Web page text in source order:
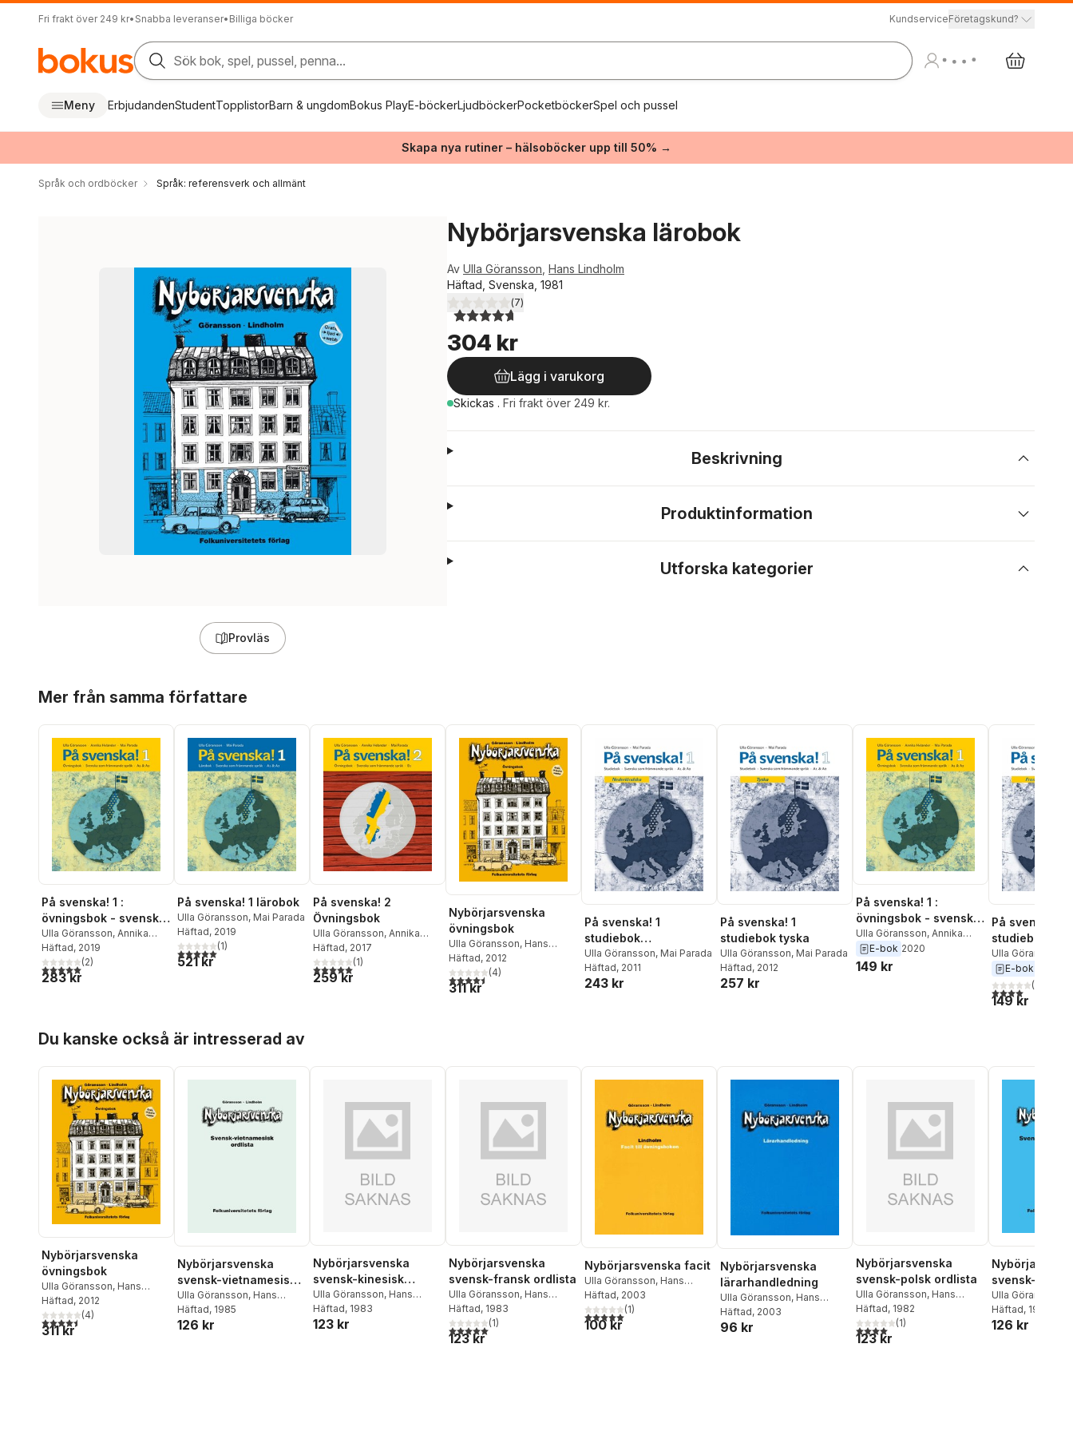
Fri frakt över 249 kr• Snabba leveranser• Billiga böcker KundserviceFöretagskund?
Sök bok, spel, pussel, penna...
Meny ErbjudandenStudentTopplistorBarn & ungdomBokus PlayE-böckerLjudböckerPocketböckerSpel och pussel
Skapa nya rutiner – hälsoböcker upp till 50% →
Språk och ordböcker Språk: referensverk och allmänt
Provläs
Nybörjarsvenska lärobok
Av Ulla Göransson Hans Lindholm
Häftad, Svenska, 1981
4,7utav 5 stjärnor. Totalt antal röster:
(7)
304 kr
Lägg i varukorg
Skickas . Fri frakt över 249 kr.
Beskrivning
Produktinformation
Utforska kategorier
Mer från samma författare
På svenska! 1 :
övningsbok - svenska
som främmande språk
A1 & A2
Ulla Göransson, Annika
Helander,Mai Parada
Häftad, 2019
5,0utav 5 stjärnor. Totalt antal röster:
(2)
283 kr
På svenska! 1 lärobok
Ulla Göransson, Mai Parada
Häftad, 2019
5,0utav 5 stjärnor. Totalt antal röster:
(1)
521 kr
På svenska! 2
Övningsbok
Ulla Göransson, Annika
Helander,Mai Parada
Häftad, 2017
5,0utav 5 stjärnor. Totalt antal röster:
(1)
259 kr
Nybörjarsvenska
övningsbok
Ulla Göransson, Hans
Lindholm
Häftad, 2012
4,5utav 5 stjärnor. Totalt antal röster:
(4)
311 kr
På svenska! 1
studiebok
nederländska
Ulla Göransson, Mai Parada
Häftad, 2011
243 kr
På svenska! 1
studiebok tyska
Ulla Göransson, Mai Parada
Häftad, 2012
257 kr
På svenska! 1 :
övningsbok - svenska
som främmande språk
A1 & A2
Ulla Göransson, Annika
Helander ,Mai Parada
E-bok 2020
149 kr
På svenska! 1
studiebok
Ulla Göransson
E-bok
4,0utav 5(
149 kr
Du kanske också är intresserad av
Nybörjarsvenska
övningsbok
Ulla Göransson, Hans
Lindholm
Häftad, 2012
4,5utav 5 stjärnor. Totalt antal röster:
(4)
311 kr
Nybörjarsvenska
svensk-vietnamesisk
ordlista
Ulla Göransson, Hans
Lindholm
Häftad, 1985
126 kr
Nybörjarsvenska
svensk-kinesisk
ordlista
Ulla Göransson, Hans
Lindholm
Häftad, 1983
123 kr
Nybörjarsvenska
svensk-fransk ordlista
Ulla Göransson, Hans
Lindholm
Häftad, 1983
5,0utav 5 stjärnor. Totalt antal röster:
(1)
123 kr
Nybörjarsvenska facit
Ulla Göransson, Hans
Lindholm
Häftad, 2003
5,0utav 5 stjärnor. Totalt antal röster:
(1)
100 kr
Nybörjarsvenska
lärarhandledning
Ulla Göransson, Hans
Lindholm
Häftad, 2003
96 kr
Nybörjarsvenska
svensk-polsk ordlista
Ulla Göransson, Hans
Lindholm
Häftad, 1982
4,0utav 5 stjärnor. Totalt antal röster:
(1)
123 kr
svensk-
ordlista
Ulla Göransson
Lindholm
Häftad, 1982
126 kr